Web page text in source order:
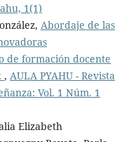
1(1)
Abordaje de las
de formación docente
, AULA PYAHU - Revista
Vol. 1 Núm. 1
Elizabeth